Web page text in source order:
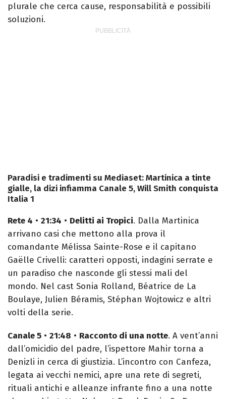
plurale che cerca cause, responsabilità e possibili
soluzioni.
Paradisi e tradimenti su Mediaset: Martinica a tinte
gialle, la dizi infiamma Canale 5, Will Smith conquista
Italia 1
Rete 4 • 21:34 • Delitti ai Tropici. Dalla Martinica
arrivano casi che mettono alla prova il
comandante Mélissa Sainte-Rose e il capitano
Gaëlle Crivelli: caratteri opposti, indagini serrate e
un paradiso che nasconde gli stessi mali del
mondo. Nel cast Sonia Rolland, Béatrice de La
Boulaye, Julien Béramis, Stéphan Wojtowicz e altri
volti della serie.
Canale 5 • 21:48 • Racconto di una notte. A vent’anni
dall’omicidio del padre, l’ispettore Mahir torna a
Denizli in cerca di giustizia. L’incontro con Canfeza,
legata ai vecchi nemici, apre una rete di segreti,
rituali antichi e alleanze infrante fino a una notte